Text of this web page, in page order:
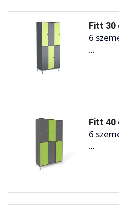
Fitt 30
6
...
Fitt 40
6
...